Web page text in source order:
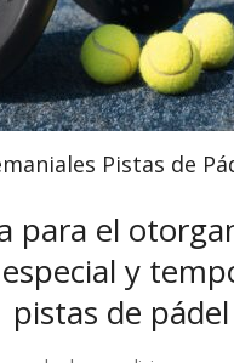
Pistas de
para el
y
pistas de